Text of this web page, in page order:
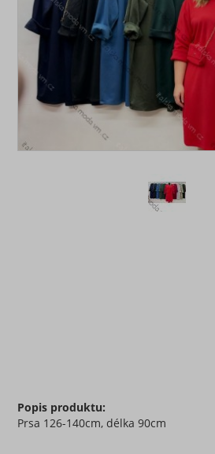
Popis produktu:
Prsa 126-140cm, délka 90cm